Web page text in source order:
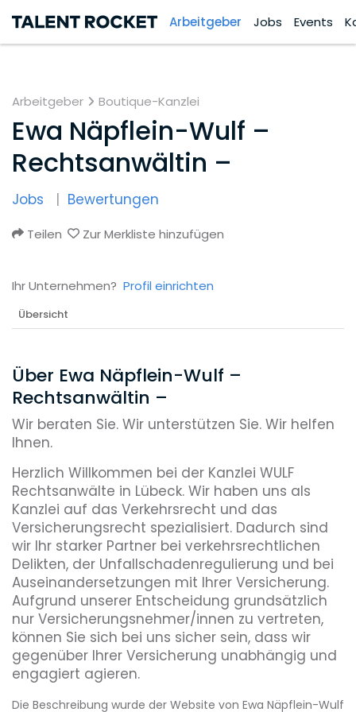
Arbeitgeber Jobs Events
Arbeitgeber Boutique-Kanzlei
Ewa Näpflein-Wulf –
Rechtsanwältin –
Jobs Bewertungen
Teilen Zur Merkliste hinzufügen
Ihr Unternehmen? Profil einrichten
Übersicht
Über Ewa Näpflein-Wulf –
Rechtsanwältin –
Wir beraten Sie. Wir unterstützen Sie. Wir helfen
Ihnen.
Herzlich Willkommen bei der Kanzlei WULF
Rechtsanwälte in Lübeck. Wir haben uns als
Kanzlei auf das Verkehrsrecht und das
Versicherungsrecht spezialisiert. Dadurch sind
wir Ihr starker Partner bei verkehrsrechtlichen
Delikten, der Unfallschadenregulierung und bei
Auseinandersetzungen mit Ihrer Versicherung.
Aufgrund unserer Entscheidung grundsätzlich
nur Versicherungsnehmer/innen zu vertreten,
können Sie sich bei uns sicher sein, dass wir
gegenüber Ihrer Versicherung unabhängig und
engagiert agieren.
Mit gemeinsam mehr als 50 Jahren
Die Beschreibung wurde der Website von Ewa Näpflein-Wulf